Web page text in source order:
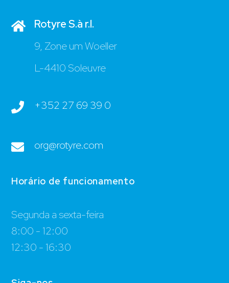
Rotyre S.à r.l.
9, Zone um Woeller
L-4410 Soleuvre
+352 27 69 39 0
org@rotyre.com
Horário de funcionamento
Segunda a sexta-feira
8:00 - 12:00
12:30 - 16:30